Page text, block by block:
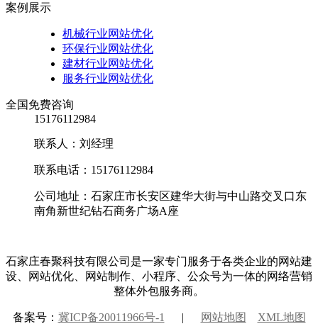
案例展示
机械行业网站优化
环保行业网站优化
建材行业网站优化
服务行业网站优化
全国免费咨询
15176112984
联系人：刘经理
联系电话：15176112984
公司地址：石家庄市长安区建华大街与中山路交叉口东
南角新世纪钻石商务广场A座
石家庄春聚科技有限公司是一家专门服务于各类企业的网站建
设、网站优化、网站制作、小程序、公众号为一体的网络营销
整体外包服务商。
备案号： 冀ICP备20011966号-1 | 网站地图 XML地图